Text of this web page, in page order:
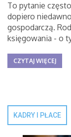
To pytanie
dopiero
gospodarczą.
księgowania - o
CZYTAJ WIĘCEJ
KADRY I PŁACE